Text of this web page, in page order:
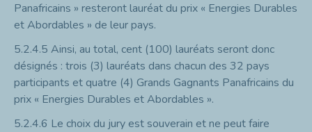
Panafricains » resteront lauréat du prix « Energies Durables
et Abordables » de leur pays.
5.2.4.5 Ainsi, au total, cent (100) lauréats seront donc
désignés : trois (3) lauréats dans chacun des 32 pays
participants et quatre (4) Grands Gagnants Panafricains du
prix « Energies Durables et Abordables ».
5.2.4.6 Le choix du jury est souverain et ne peut faire